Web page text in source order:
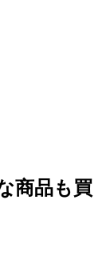
商品も買